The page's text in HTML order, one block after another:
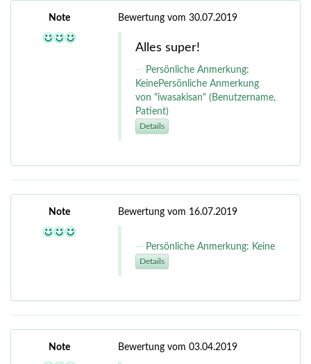
Note Bewertung vom 30.07.2019
Alles super!
Persönliche Anmerkung:
KeinePersönliche Anmerkung
von "iwasakisan" (Benutzername,
Patient)
Details
Note Bewertung vom 16.07.2019
Persönliche Anmerkung: Keine
Details
Note Bewertung vom 03.04.2019